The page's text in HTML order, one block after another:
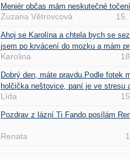
Meniér občas mám neskutečné točení
Zuzana Větrovcová 15.
Ahoj se Karolína a chtela bych se
jsem po krvácení do mozku a mám
Karolina
Dobrý den, máte pravdu.Podle fotek
holčička neštovice, paní je ve stresu
Lída
Pozdrav z lázní Ti Fando posílám
Renata